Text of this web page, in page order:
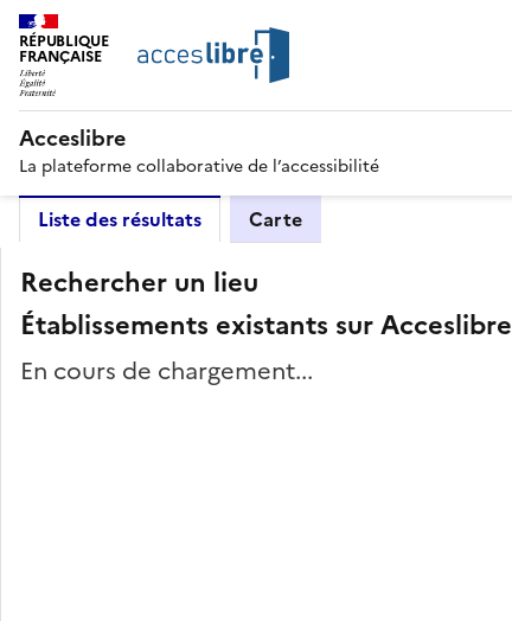
RÉPUBLIQUE
FRANÇAISE
Acceslibre
La plateforme collaborative de l’accessibilité
Liste des résultats Carte
Rechercher un lieu
Établissements existants sur Acceslibre
En cours de chargement...